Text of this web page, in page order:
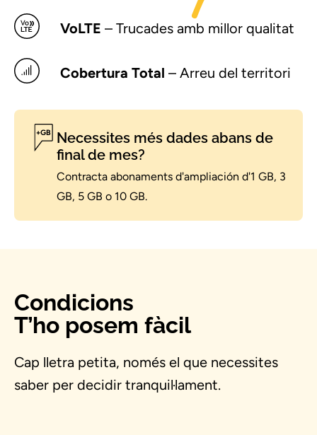
VoLTE – Trucades amb millor qualitat
Cobertura Total – Arreu del territori
Necessites més dades abans de
final de mes?
Contracta abonaments d'ampliación d'1 GB, 3
GB, 5 GB o 10 GB.
Condicions
T’ho posem fàcil
Cap lletra petita, només el que necessites
saber per decidir tranquil·lament.